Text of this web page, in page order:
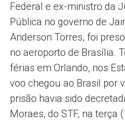
Federal e ex-ministro da
Pública no governo de
Anderson Torres, foi
no aeroporto de Brasília.
férias em Orlando, nos
voo chegou ao Brasil por
prisão havia sido
Moraes, do STF, na terça